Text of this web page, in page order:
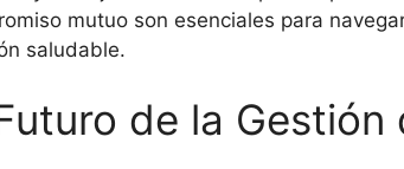
mutuo son esenciales para
saludable.
de la Gestión